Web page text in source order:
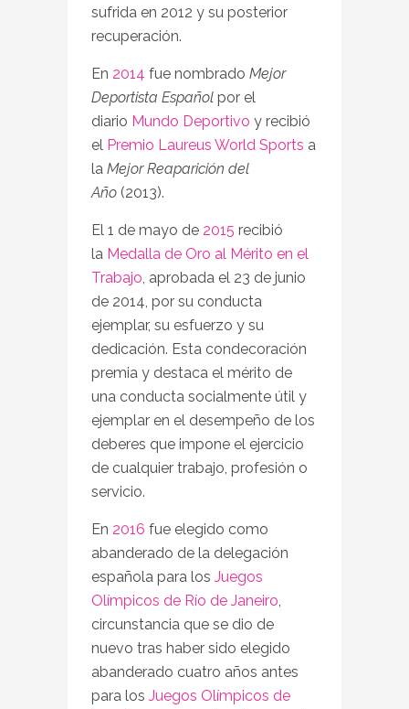
sufrida en 2012 y su posterior
recuperación.
En 2014 fue nombrado Mejor
Deportista Español por el
diario Mundo Deportivo y recibió
el Premio Laureus World Sports a
la Mejor Reaparición del
Año (2013).
El 1 de mayo de 2015 recibió
la Medalla de Oro al Mérito en el
Trabajo, aprobada el 23 de junio
de 2014, por su conducta
ejemplar, su esfuerzo y su
dedicación. Esta condecoración
premia y destaca el mérito de
una conducta socialmente útil y
ejemplar en el desempeño de los
deberes que impone el ejercicio
de cualquier trabajo, profesión o
servicio.
En 2016 fue elegido como
abanderado de la delegación
española para los Juegos
Olímpicos de Río de Janeiro,
circunstancia que se dio de
nuevo tras haber sido elegido
abanderado cuatro años antes
para los Juegos Olímpicos de